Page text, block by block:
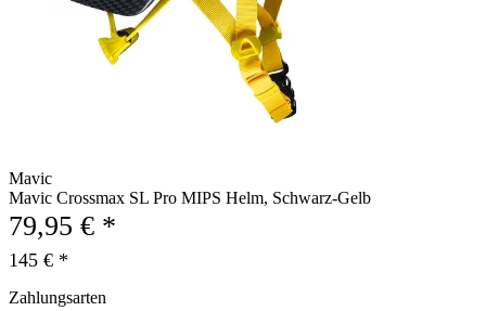
Mavic
Mavic Crossmax SL Pro MIPS Helm, Schwarz-Gelb
79,95 € *
145 € *
Zahlungsarten